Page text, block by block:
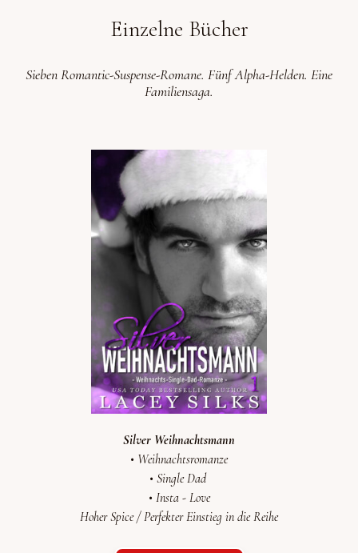
Einzelne Bücher
Sieben Romantic-Suspense-Romane. Fünf Alpha-Helden. Eine
Familiensaga.
Silver Weihnachtsmann
• Weihnachtsromanze
• Single Dad
• Insta - Love
Hoher Spice /Perfekter Einstieg in die Reihe